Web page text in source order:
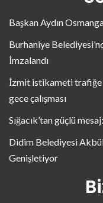
Başkan Aydın
Burhaniye
İmzalandı
İzmit istikameti trafiğe
gece çalışması
Sığacık’tan güçlü
Didim Belediyesi
Genişletiyor